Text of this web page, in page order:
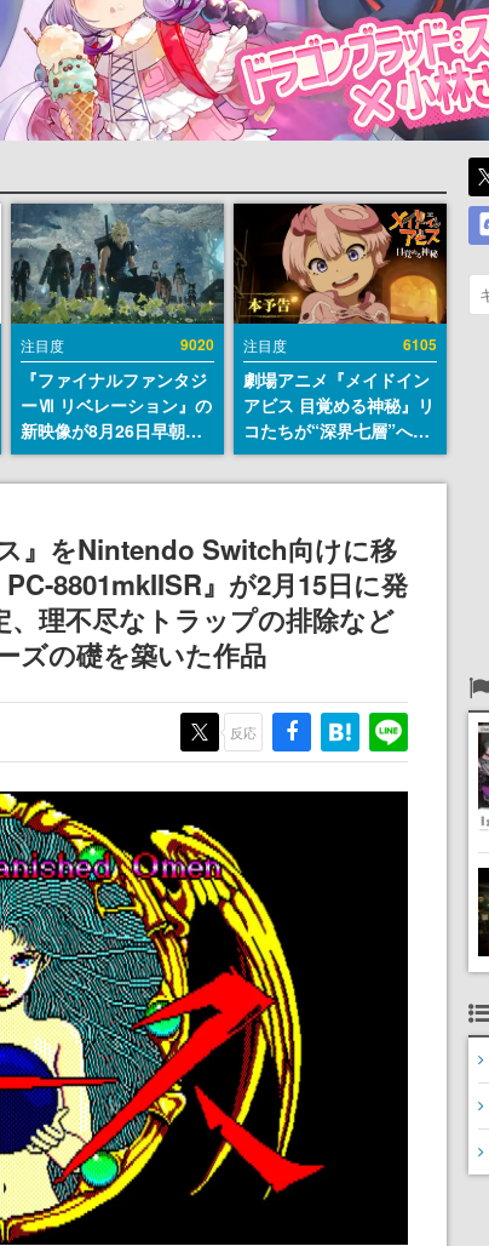
注目度 9020
『ファイナルファンタジ
ーⅦ リベレーション』の
新映像が8月26日早朝に
公開へ。『FF7』リメイ
クシリーズの完結編、
ニングナイトライブにて
ディレクターの浜口直樹
氏が登壇する予定
注目度 6105
劇場アニメ『メイドイン
アビス 目覚める神秘』リ
コたちが“深界七層”へ進
む予告映像が公開。新キ
ャストも発表、テパステ
ヴァリは星野貴紀さんが
担当する
』をNintendo Switch向けに移
8801mkIISR』が2月15日に発
理不尽なトラップの排除など
ズの礎を築いた作品
反応